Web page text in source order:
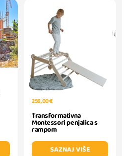
256,00 €
Transformativna
Montessori penjalica s
rampom
SAZNAJ VIŠE